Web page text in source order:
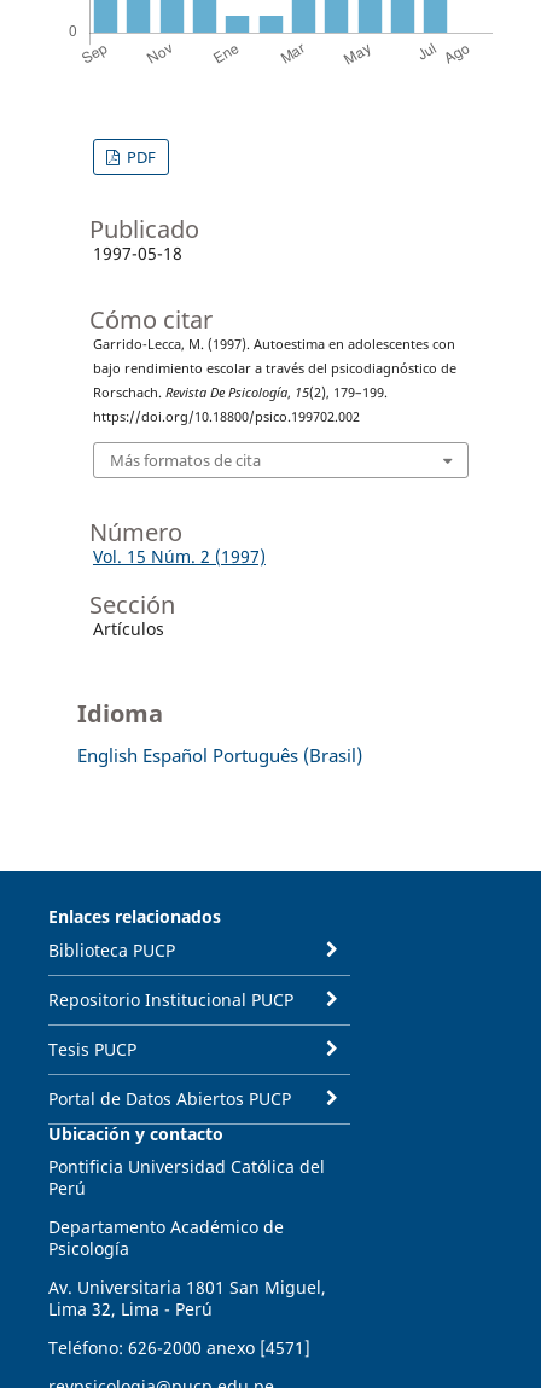
PDF
Publicado
1997-05-18
Cómo citar
Garrido-Lecca, M. (1997). Autoestima en adolescentes con
bajo rendimiento escolar a través del psicodiagnóstico de
Rorschach. Revista De Psicología, 15(2), 179–199.
https://doi.org/10.18800/psico.199702.002
Más formatos de cita
Número
Vol. 15 Núm. 2 (1997)
Sección
Artículos
Idioma
English Español Português (Brasil)
Enlaces relacionados
Biblioteca PUCP
Repositorio Institucional PUCP
Tesis PUCP
Portal de Datos Abiertos PUCP
Ubicación y contacto
Pontificia Universidad Católica del
Perú
Departamento Académico de
Psicología
Av. Universitaria 1801 San Miguel,
Lima 32, Lima - Perú
Teléfono: 626-2000 anexo [4571]